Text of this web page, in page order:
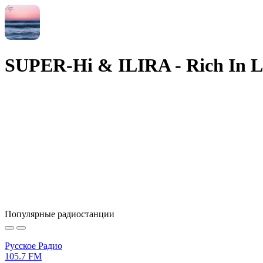
SUPER-Hi & ILIRA - Rich In
Популярные радиостанции
Русское Радио
105.7 FM